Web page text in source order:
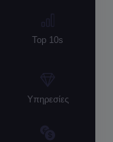
Top 10s
Υπηρεσίες